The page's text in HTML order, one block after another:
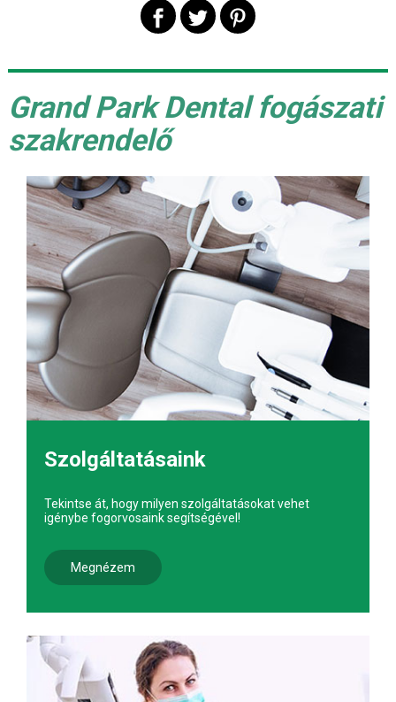
Grand Park Dental fogászati
szakrendelő
Szolgáltatásaink
Tekintse át, hogy milyen szolgáltatásokat vehet
igénybe fogorvosaink segítségével!
Megnézem